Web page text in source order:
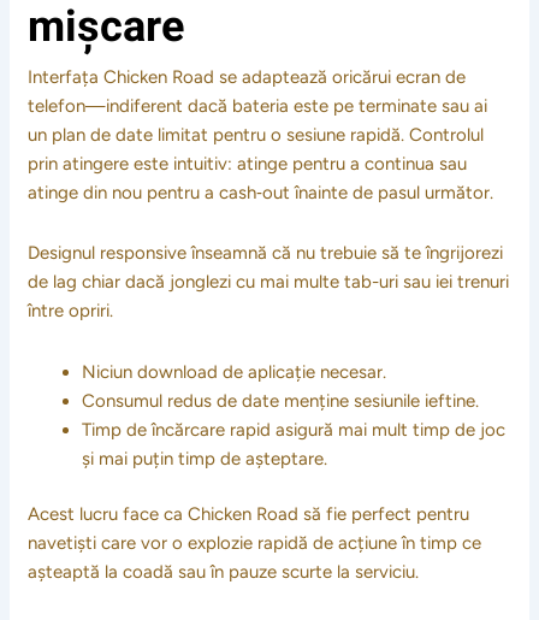
mișcare
Interfața Chicken Road se adaptează oricărui ecran de
telefon—indiferent dacă bateria este pe terminate sau ai
un plan de date limitat pentru o sesiune rapidă. Controlul
prin atingere este intuitiv: atinge pentru a continua sau
atinge din nou pentru a cash‑out înainte de pasul următor.
Designul responsive înseamnă că nu trebuie să te îngrijorezi
de lag chiar dacă jonglezi cu mai multe tab-uri sau iei trenuri
între opriri.
Niciun download de aplicație necesar.
Consumul redus de date menține sesiunile ieftine.
Timp de încărcare rapid asigură mai mult timp de joc
și mai puțin timp de așteptare.
Acest lucru face ca Chicken Road să fie perfect pentru
navetiști care vor o explozie rapidă de acțiune în timp ce
așteaptă la coadă sau în pauze scurte la serviciu.